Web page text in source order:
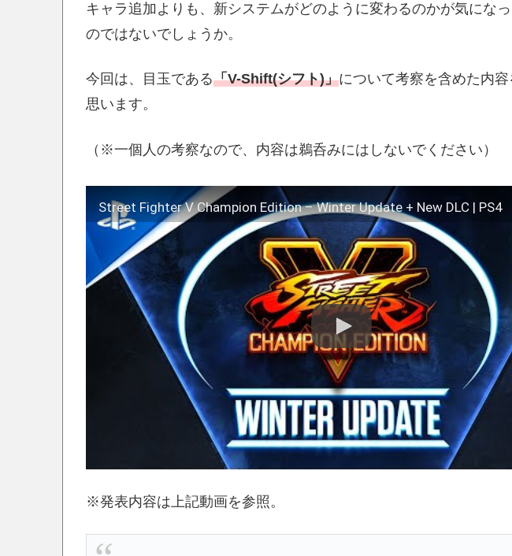
キャラ追加よりも、新システムがどのように変わるのかが気にな
のではないでしょうか。
今回は、目玉である「V-Shift(シフト)」について考察を含めた内
思います。
（※一個人の考察なので、内容は鵜呑みにはしないでください）
Street Fighter V Champion Edition – Winter Update + New DLC | PS4
※発表内容は上記動画を参照。